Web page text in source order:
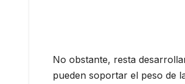
No obstante, resta
pueden soportar el peso de